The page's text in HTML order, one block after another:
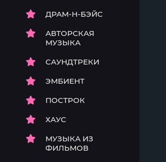
ДРАМ-Н-БЭЙС
АВТОРСКАЯ
МУЗЫКА
САУНДТРЕКИ
ЭМБИЕНТ
ПОСТРОК
ХАУС
МУЗЫКА ИЗ
ФИЛЬМОВ